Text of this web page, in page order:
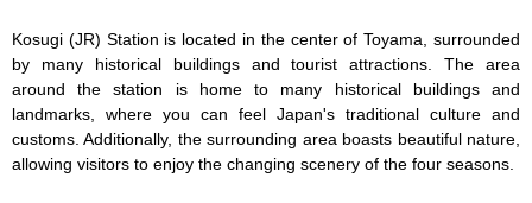
Kosugi (JR) Station is located in the center of Toyama, surrounded
by many historical buildings and tourist attractions. The area
around the station is home to many historical buildings and
landmarks, where you can feel Japan's traditional culture and
customs. Additionally, the surrounding area boasts beautiful nature,
allowing visitors to enjoy the changing scenery of the four seasons.